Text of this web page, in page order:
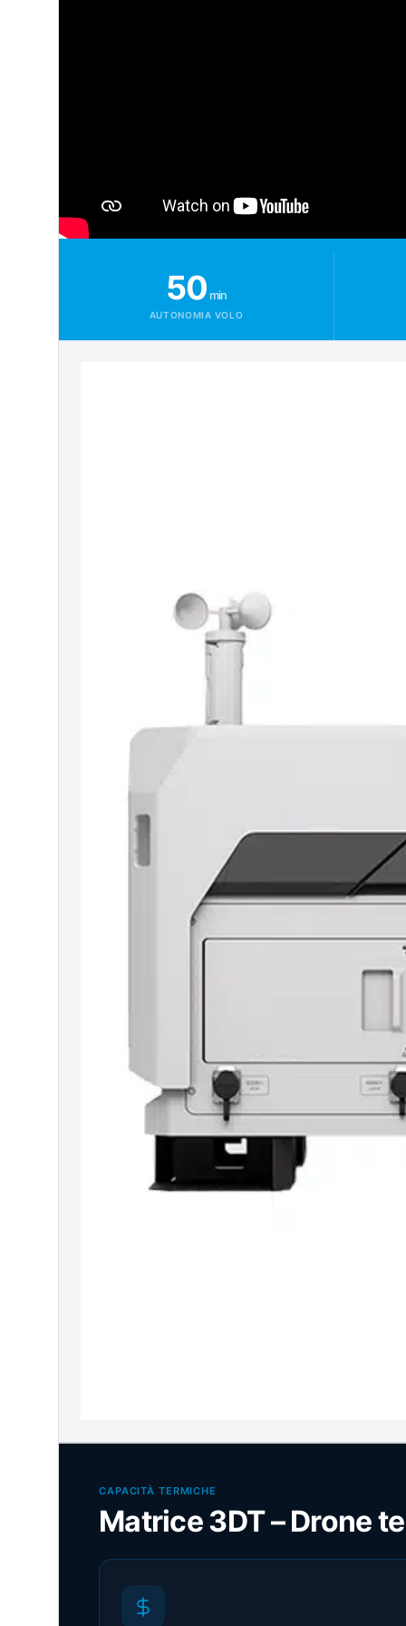
50 min
AUTONOMIA VOLO
CAPACITÀ TERMICHE
Matrice 3DT – Drone